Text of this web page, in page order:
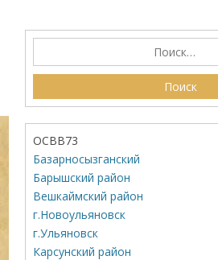
ОСВВ73
Базарносызганский
Барышский район
Вешкаймский район
г.Новоульяновск
г.Ульяновск
Карсунский район